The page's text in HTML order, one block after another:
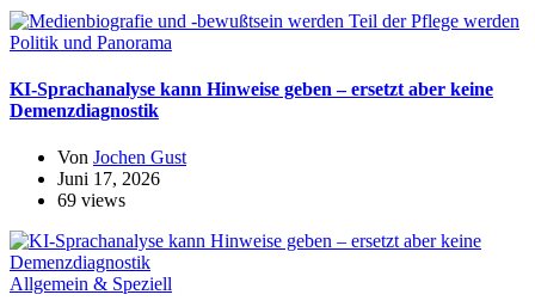
Politik und Panorama
KI-Sprachanalyse kann Hinweise geben – ersetzt aber keine
Demenzdiagnostik
Von Jochen Gust
Juni 17, 2026
69 views
Allgemein & Speziell